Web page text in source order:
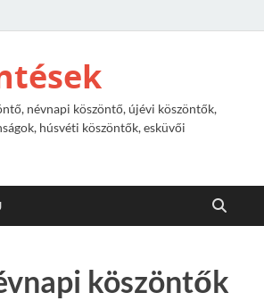
névnapi köszöntő, újévi köszöntők,
húsvéti köszöntők, esküvői
köszöntők